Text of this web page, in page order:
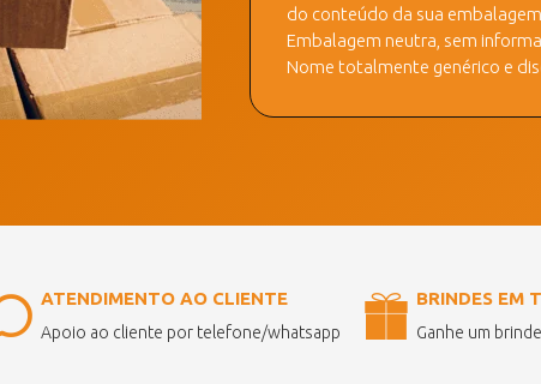
do conteúdo da sua
Embalagem neutra, sem
Nome totalmente genérico e
ATENDIMENTO AO CLIENTE
Apoio ao cliente por telefone/whatsapp
BRINDES EM
Ganhe um